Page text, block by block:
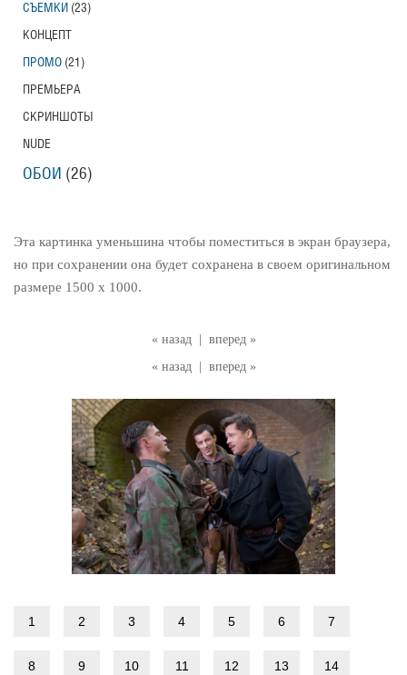
« назад
вперед »
« назад
вперед »
Эта картинка уменьшина чтобы поместиться в экран браузера,
но при сохранении она будет сохранена в своем оригинальном
размере 1500 x 1000.
1 2 3 4 5 6 7
8 9 10 11 12 13 14
СЪЕМКИ (23)
КОНЦЕПТ
ПРОМО (21)
ПРЕМЬЕРА
СКРИНШОТЫ
NUDE
ОБОИ (26)